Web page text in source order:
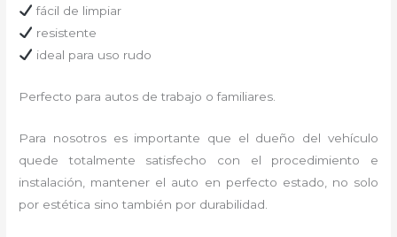
fácil de limpiar
resistente
ideal para uso rudo
Perfecto para autos de trabajo o familiares.
Para nosotros es importante que el dueño del vehículo
quede totalmente satisfecho con el procedimiento e
instalación, mantener el auto en perfecto estado, no solo
por estética sino también por durabilidad.